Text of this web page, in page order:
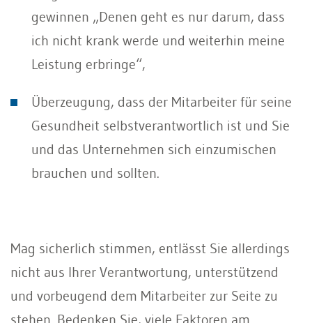
gewinnen „Denen geht es nur darum, dass
ich nicht krank werde und weiterhin meine
Leistung erbringe“,
Überzeugung, dass der Mitarbeiter für seine
Gesundheit selbstverantwortlich ist und Sie
und das Unternehmen sich einzumischen
brauchen und sollten.
Mag sicherlich stimmen, entlässt Sie allerdings
nicht aus Ihrer Verantwortung, unterstützend
und vorbeugend dem Mitarbeiter zur Seite zu
stehen. Bedenken Sie, viele Faktoren am